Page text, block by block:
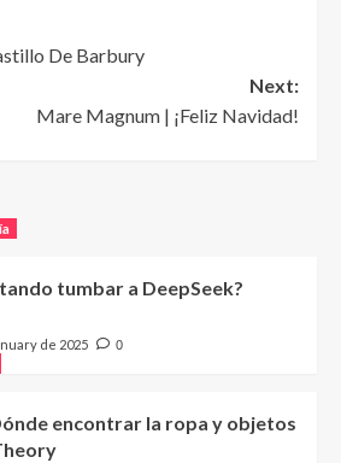
De Barbury
Next:
Mare Magnum | ¡Feliz Navidad!
tumbar a DeepSeek?
de 2025 0
encontrar la ropa y objetos